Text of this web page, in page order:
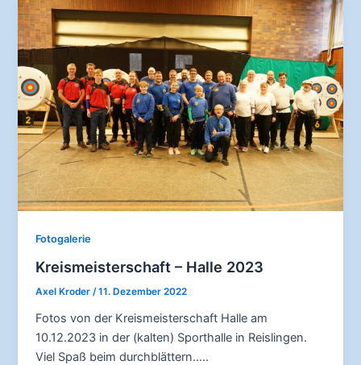
Fotogalerie
Kreismeisterschaft – Halle 2023
Axel Kroder/11. Dezember 2022
Fotos von der Kreismeisterschaft Halle am
10.12.2023 in der (kalten) Sporthalle in Reislingen.
Viel Spaß beim durchblättern…..